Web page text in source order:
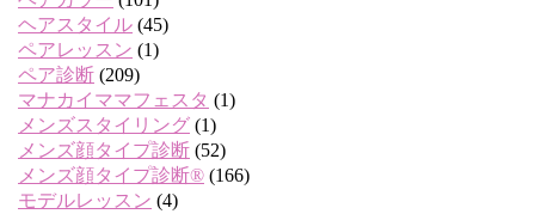
ヘアスタイル (45)
ペアレッスン (1)
ペア診断 (209)
マナカイママフェスタ (1)
メンズスタイリング (1)
メンズ顔タイプ診断 (52)
メンズ顔タイプ診断® (166)
モデルレッスン (4)